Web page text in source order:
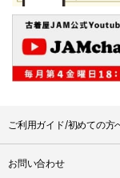
ご利用ガイド/初めての方
お問い合わせ